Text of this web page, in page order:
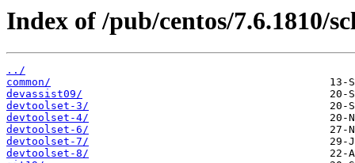
Index of /pub/centos/7.6.1810/
../
common/
devassist09/
devtoolset-3/
devtoolset-4/
devtoolset-6/
devtoolset-7/
devtoolset-8/